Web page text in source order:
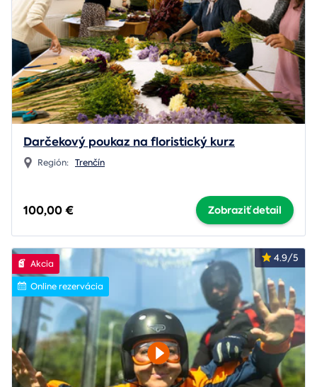
Darčekový poukaz na floristický kurz
Región: Trenčín
100,00 € Zobraziť detail
4.9/5
Akcia
Online rezervácia